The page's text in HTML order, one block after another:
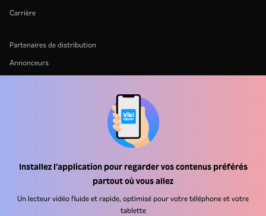
Installez l'application pour regarder vos contenus préférés
partout où vous allez
Un lecteur vidéo fluide et rapide, optimisé pour votre téléphone et votre
tablette
Carrière
Partenaires de distribution
Annonceurs
Politique relative aux cookies et aux technologies de suivi
Politique de droits d'auteur